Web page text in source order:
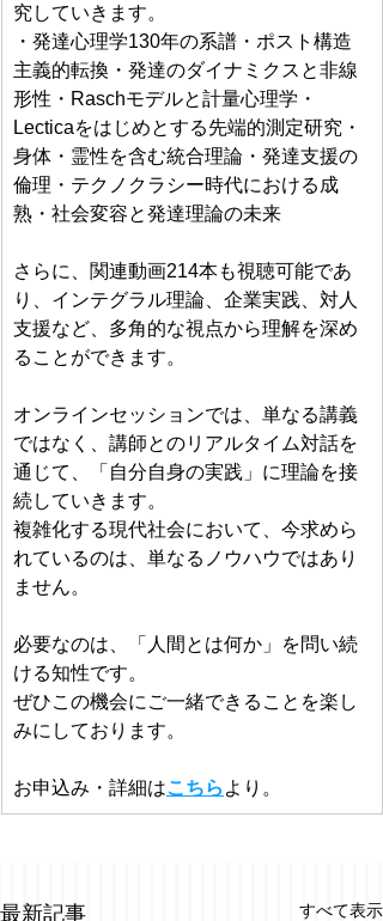
究していきます。
・発達心理学130年の系譜・ポスト構造
主義的転換・発達のダイナミクスと非線
形性・Raschモデルと計量心理学・
Lecticaをはじめとする先端的測定研究・
身体・霊性を含む統合理論・発達支援の
倫理・テクノクラシー時代における成
熟・社会変容と発達理論の未来
さらに、関連動画214本も視聴可能であ
り、インテグラル理論、企業実践、対人
支援など、多角的な視点から理解を深め
ることができます。
オンラインセッションでは、単なる講義
ではなく、講師とのリアルタイム対話を
通じて、「自分自身の実践」に理論を接
続していきます。
複雑化する現代社会において、今求めら
れているのは、単なるノウハウではあり
ません。
必要なのは、「人間とは何か」を問い続
ける知性です。
ぜひこの機会にご一緒できることを楽し
みにしております。
お申込み・詳細はこちら より。
最新記事 すべて表示